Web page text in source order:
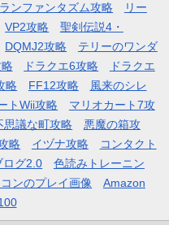
ンファンタズム攻略
リー
VP2攻略
聖剣伝説4・
DQMJ2攻略
テリーのワンダ
ドラクエ6攻略
ドラクエ
略 FF12攻略
風来のシレ
トWii攻略
マリオカート7攻
思議な町攻略
悪魔の箱攻
略 イヅナ攻略
コンタクト
ログ2.0
色読みトレーニン
ンのプレイ画像
Amazon